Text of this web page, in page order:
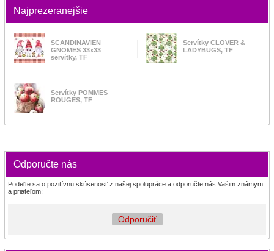
Najprezeranejšie
SCANDINAVIEN
GNOMES 33x33
servítky, TF
Servítky CLOVER &
LADYBUGS, TF
Servítky POMMES
ROUGES, TF
Odporučte nás
Podeľte sa o pozitívnu skúsenosť z našej spolupráce a odporučte nás Vašim známym
a priateľom:
Odporučiť